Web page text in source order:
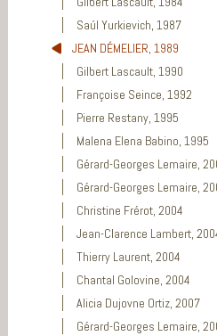
Saúl Yurkievich, 1987
JEAN DÉMELIER, 1989
Gilbert Lascault, 1990
Françoise Seince, 1992
Pierre Restany, 1995
Malena Elena Babino, 1995
Gérard-Georges Lemaire,
Gérard-Georges Lemaire,
Christine Frérot, 2004
Jean-Clarence Lambert,
Thierry Laurent, 2004
Chantal Golovine, 2004
Alicia Dujovne Ortiz, 2007
Gérard-Georges Lemaire,